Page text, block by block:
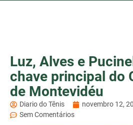
Luz, Alves e
chave principal do
de Montevidéu
Diario do Tênis novembro 12,
Sem Comentários